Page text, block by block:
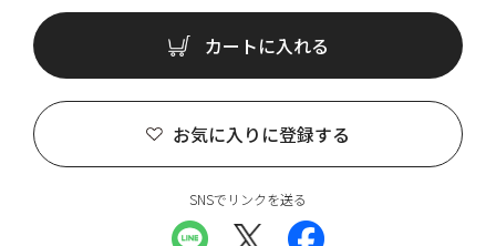
カートに入れる
お気に入りに登録する
SNSでリンクを送る